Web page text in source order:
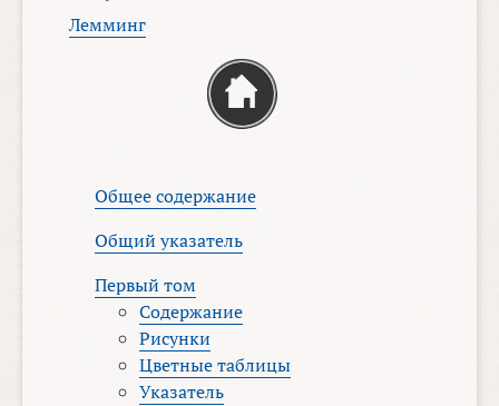
Лемминг
Общее содержание
Общий указатель
Первый том
Содержание
Рисунки
Цветные таблицы
Указатель